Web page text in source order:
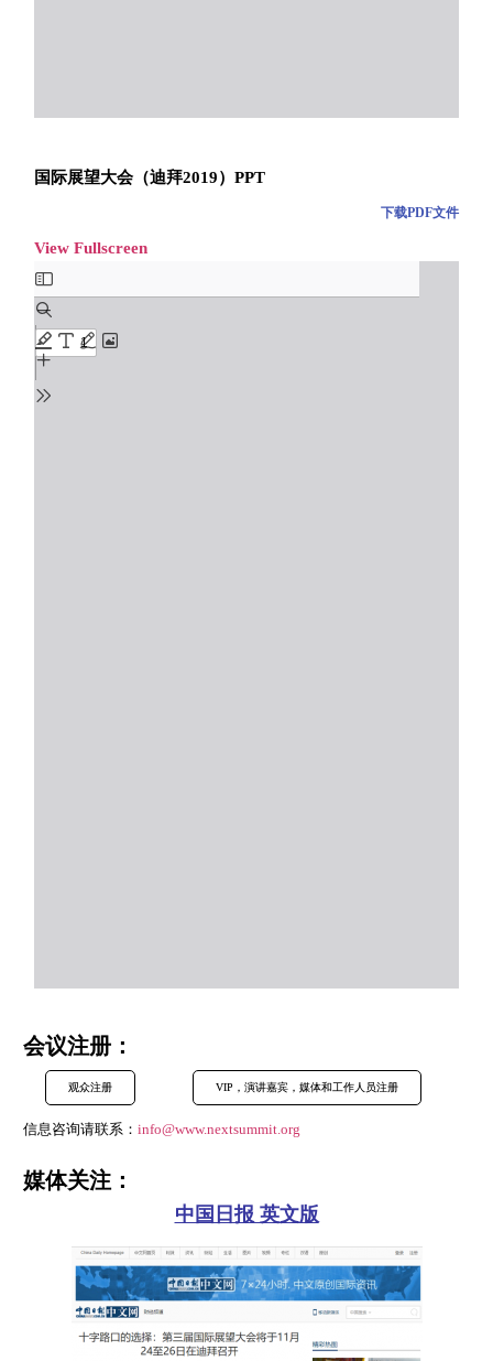
国际展望大会（迪拜2019）PPT
下载PDF文件
View Fullscreen
会议注册：
观众注册 VIP，演讲嘉宾，媒体和工作人员注册
信息咨询请联系： info@www.nextsummit.org
媒体关注：
中国日报 英文版